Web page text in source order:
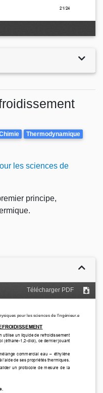
Thermodynamique
les sciences de
principe,